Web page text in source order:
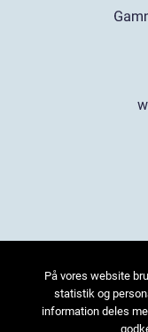
På vores website
statistik og
information deles